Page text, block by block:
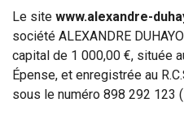
Le site www.alexandre-
société ALEXANDRE
capital de 1 000,00 €, située
Épense, et enregistrée au
sous le numéro 898 292 123